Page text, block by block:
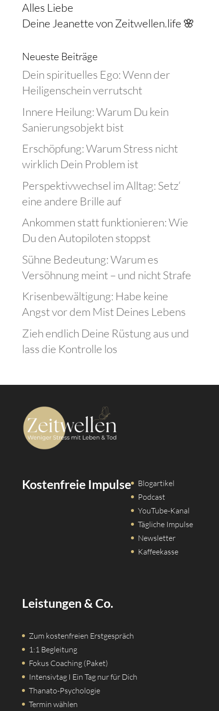
Alles Liebe
Deine Jeanette von Zeitwellen.life 🌸
Neueste Beiträge
Dein spirituelles Ego: Wenn der
Heiligenschein verrutscht
Innere Heilung: Warum Du kein
Sanierungsobjekt bist
Erschöpfung: Warum Stress nicht
wirklich Dein Problem ist
Perspektivwechsel im Alltag: Setz‘
eine andere Brille auf
Ankommen statt funktionieren: Wie
Du den Autopiloten stoppst
Sühne Bedeutung: Warum es
Versöhnung meint – und nicht Strafe
Krisenbewältigung: Habe keine
Angst vor dem Mist Deines Lebens
Zieh endlich Deine Rüstung aus und
lass die Kontrolle los
Kostenfreie Impulse
Blogartikel
Podcast
YouTube-Kanal
Tägliche Impulse
Newsletter
Kaffeekasse
Leistungen & Co.
Zum kostenfreien Erstgespräch
1:1 Begleitung
Fokus Coaching (Paket)
Intensivtag I Ein Tag nur für Dich
Thanato-Psychologie
Termin wählen